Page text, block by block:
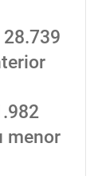
menor